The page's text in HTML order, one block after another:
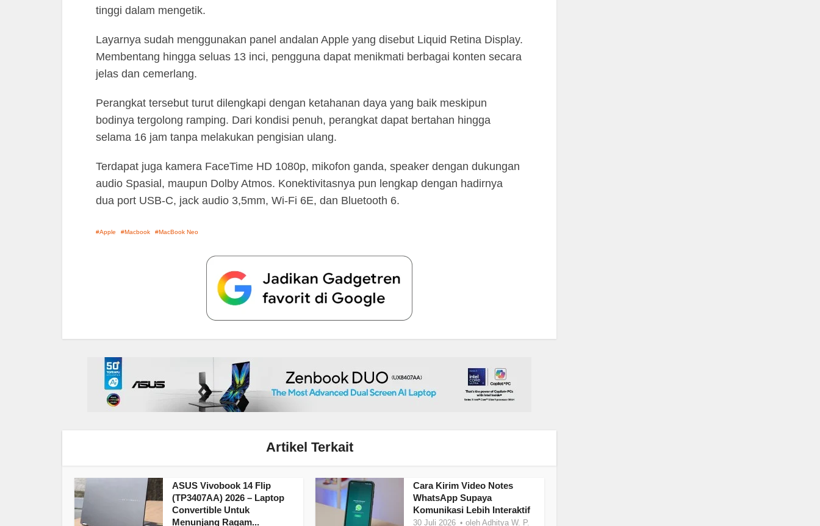
tinggi dalam mengetik.
Layarnya sudah menggunakan panel andalan Apple yang disebut Liquid Retina Display.
Membentang hingga seluas 13 inci, pengguna dapat menikmati berbagai konten secara
jelas dan cemerlang.
Perangkat tersebut turut dilengkapi dengan ketahanan daya yang baik meskipun
bodinya tergolong ramping. Dari kondisi penuh, perangkat dapat bertahan hingga
selama 16 jam tanpa melakukan pengisian ulang.
Terdapat juga kamera FaceTime HD 1080p, mikofon ganda, speaker dengan dukungan
audio Spasial, maupun Dolby Atmos. Konektivitasnya pun lengkap dengan hadirnya
dua port USB-C, jack audio 3,5mm, Wi-Fi 6E, dan Bluetooth 6.
Apple Macbook MacBook Neo
Artikel Terkait
ASUS Vivobook 14 Flip
(TP3407AA) 2026 – Laptop
Convertible Untuk
Menunjang Ragam...
Cara Kirim Video Notes
WhatsApp Supaya
Komunikasi Lebih Interaktif
30 Juli 2026 oleh Adhitya W. P.